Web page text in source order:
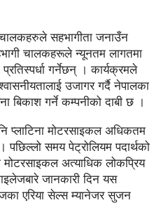
सहभागीता जनाउँन
चालकहरूले न्यूनतम लागतमा
गर्नेछन् । कार्यक्रमले
उजागर गर्दै नेपालका
बिकाश गर्ने कम्पनीको दाबी छ ।
प्लाटिना मोटरसाइकल अधिकतम
समय पेट्रोलियम पदार्थको
मोटरसाइकल अत्याधिक लोकप्रिय
जानकारी दिन यस
एरिया सेल्स म्यानेजर सुजन